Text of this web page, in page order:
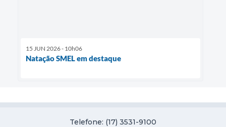
15 JUN 2026 - 10h06
Natação SMEL em destaque
Telefone: (17) 3531-9100